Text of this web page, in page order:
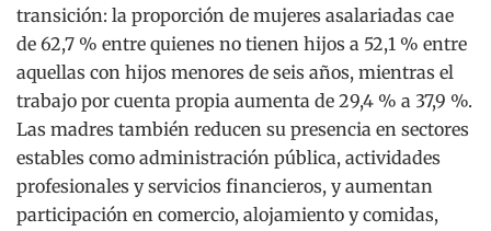
transición: la proporción de mujeres asalariadas cae
de 62,7 % entre quienes no tienen hijos a 52,1 % entre
aquellas con hijos menores de seis años, mientras el
trabajo por cuenta propia aumenta de 29,4 % a 37,9 %.
Las madres también reducen su presencia en sectores
estables como administración pública, actividades
profesionales y servicios financieros, y aumentan
participación en comercio, alojamiento y comidas,